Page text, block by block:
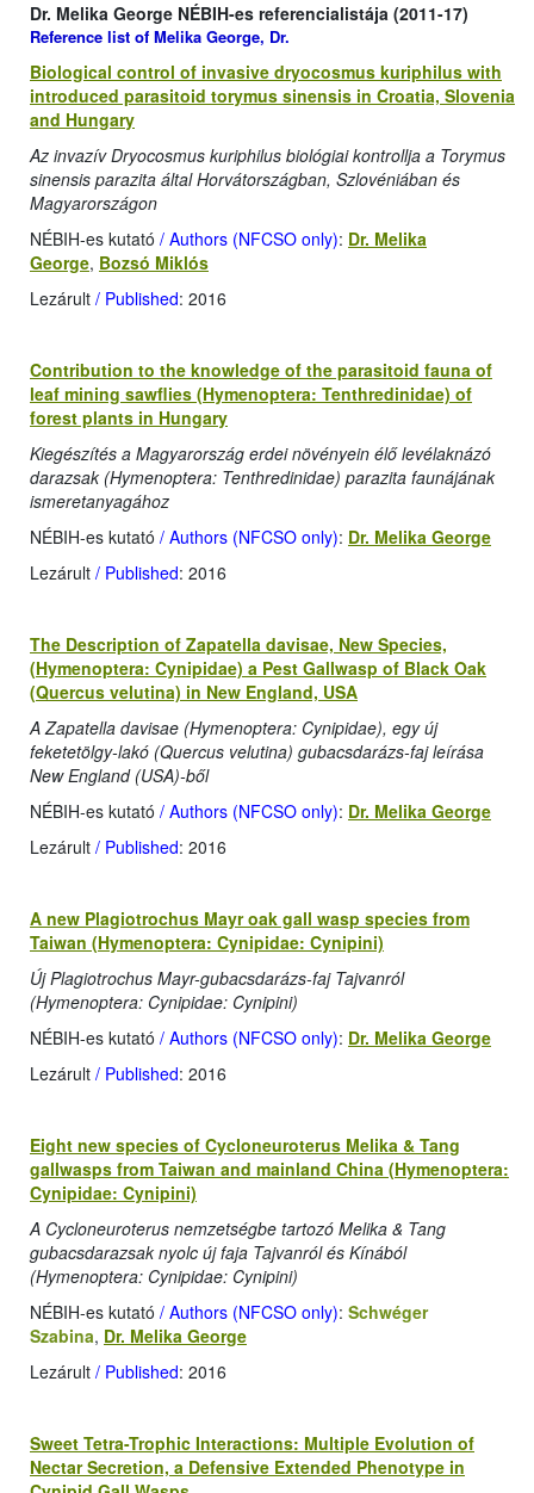
Dr. Melika George NÉBIH-es referencialistája (2011-17)
Reference list of Melika George, Dr.
Biological control of invasive dryocosmus kuriphilus with
introduced parasitoid torymus sinensis in Croatia, Slovenia
and Hungary
Az invazív Dryocosmus kuriphilus biológiai kontrollja a Torymus
sinensis parazita által Horvátországban, Szlovéniában és
Magyarországon
NÉBIH-es kutató / Authors (NFCSO only): Dr. Melika
George, Bozsó Miklós
Lezárult / Published: 2016
Contribution to the knowledge of the parasitoid fauna of
leaf mining sawflies (Hymenoptera: Tenthredinidae) of
forest plants in Hungary
Kiegészítés a Magyarország erdei növényein élő levélaknázó
darazsak (Hymenoptera: Tenthredinidae) parazita faunájának
ismeretanyagához
NÉBIH-es kutató / Authors (NFCSO only): Dr. Melika George
Lezárult / Published: 2016
The Description of Zapatella davisae, New Species,
(Hymenoptera: Cynipidae) a Pest Gallwasp of Black Oak
(Quercus velutina) in New England, USA
A Zapatella davisae (Hymenoptera: Cynipidae), egy új
feketetölgy-lakó (Quercus velutina) gubacsdarázs-faj leírása
New England (USA)-ből
NÉBIH-es kutató / Authors (NFCSO only): Dr. Melika George
Lezárult / Published: 2016
A new Plagiotrochus Mayr oak gall wasp species from
Taiwan (Hymenoptera: Cynipidae: Cynipini)
Új Plagiotrochus Mayr-gubacsdarázs-faj Tajvanról
(Hymenoptera: Cynipidae: Cynipini)
NÉBIH-es kutató / Authors (NFCSO only): Dr. Melika George
Lezárult / Published: 2016
Eight new species of Cycloneuroterus Melika & Tang
gallwasps from Taiwan and mainland China (Hymenoptera:
Cynipidae: Cynipini)
A Cycloneuroterus nemzetségbe tartozó Melika & Tang
gubacsdarazsak nyolc új faja Tajvanról és Kínából
(Hymenoptera: Cynipidae: Cynipini)
NÉBIH-es kutató / Authors (NFCSO only): Schwéger
Szabina, Dr. Melika George
Lezárult / Published: 2016
Sweet Tetra-Trophic Interactions: Multiple Evolution of
Nectar Secretion, a Defensive Extended Phenotype in